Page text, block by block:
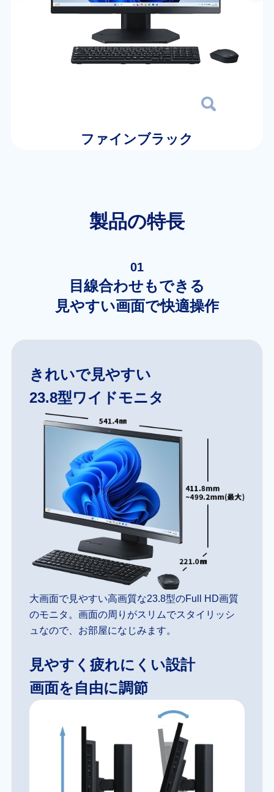
ファインブラック
製品の特長
01
目線合わせもできる
見やすい画面で快適操作
きれいで見やすい
23.8型ワイドモニタ
大画面で見やすい高画質な23.8型のFull HD画質
のモニタ。画面の周りがスリムでスタイリッシ
ュなので、お部屋になじみます。
見やすく疲れにくい設計
画面を自由に調節